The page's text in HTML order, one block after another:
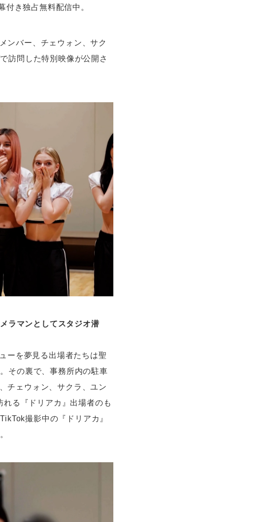
き独占無料配信中。
ンバー、チェウォン、サク
訪問した特別映像が公開さ
ラマンとしてスタジオ潜
ーを夢見る出場者たちは聖
その裏で、事務所内の駐車
チェウォン、サクラ、ユン
る『ドリアカ』出場者のも
撮影中の『ドリアカ』